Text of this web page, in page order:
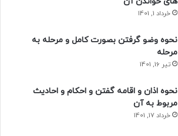
خرداد 1, 1401
نحوه وضو گرفتن بصورت کامل و مرحله به
مرحله
تیر 16, 1401
نحوه اذان و اقامه گفتن و احکام و احادیث
مربوط به آن
خرداد 17, 1401